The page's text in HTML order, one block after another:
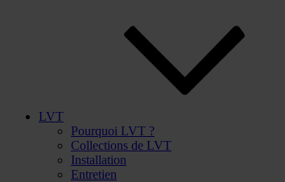
LVT
Pourquoi LVT ?
Collections de LVT
Installation
Entretien